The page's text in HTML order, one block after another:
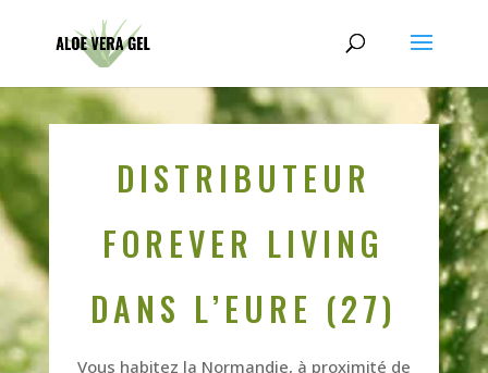
DISTRIBUTEUR
FOREVER LIVING
DANS L’EURE (27)
Vous habitez la Normandie, à proximité de